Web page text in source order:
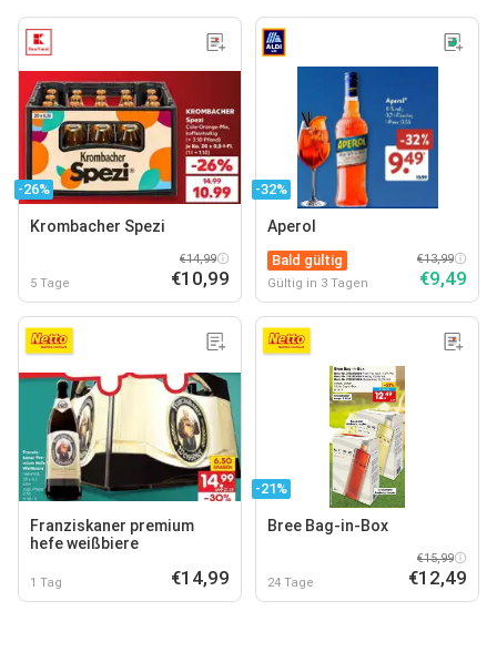
-26%
Krombacher Spezi
5 Tage
€14,99
€10,99
-32%
Aperol
Bald gültig
Gültig in 3 Tagen
€13,99
€9,49
Franziskaner premium
hefe weißbiere
1 Tag €14,99
-21%
Bree Bag-in-Box
24 Tage
€15,99
€12,49